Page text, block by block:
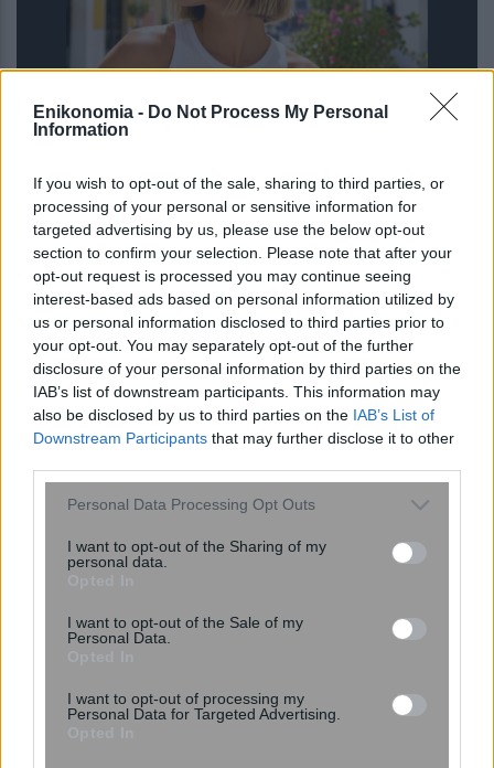
Enikonomia - Do Not Process My Personal
Information
If you wish to opt-out of the sale, sharing to third parties, or
processing of your personal or sensitive information for
targeted advertising by us, please use the below opt-out
section to confirm your selection. Please note that after your
opt-out request is processed you may continue seeing
interest-based ads based on personal information utilized by
us or personal information disclosed to third parties prior to
your opt-out. You may separately opt-out of the further
disclosure of your personal information by third parties on the
IAB’s list of downstream participants. This information may
also be disclosed by us to third parties on the IAB’s List of
Downstream Participants that may further disclose it to other
Please note that this website/app uses one or more Google
not limited to your visit or usage behaviour. You may click to
grant or deny consent to Google and its third-party tags to
consent section.
Personal Data Processing Opt Outs
I want to opt-out of the Sharing of my
personal data.
I want to opt-out of the Sale of my
Personal Data.
I want to opt-out of processing my
Personal Data for Targeted Advertising.
Σκανδιναβικό bob: Το καρέ που κάνει
πλούσια – Το προτιμούν celebrities
6 φράσεις που χρησιμοποιούν οι
ναρκισσιστές στους καβγάδες για να
σας χειραγωγήσουν